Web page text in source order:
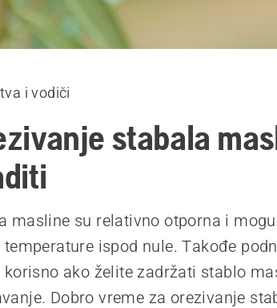
i vodiči
stabala
masline su relativno otporna i
temperature ispod nule. Takođe
korisno ako želite zadržati stablo
Dobro vreme za orezivanje